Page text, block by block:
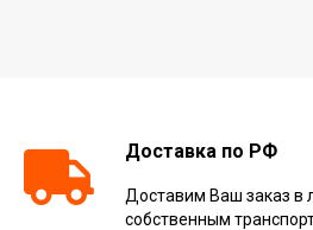
Доставка по РФ
Доставим Ваш заказ в
собственным